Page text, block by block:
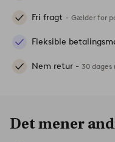
Fri fragt - Gælder for
Fleksible
Nem retur - 30
Det mener